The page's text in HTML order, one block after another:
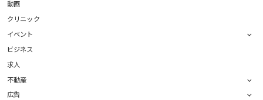
動画
クリニック
イベント
ビジネス
求人
不動産
広告